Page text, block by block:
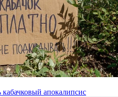
кабачковый апокалипсис